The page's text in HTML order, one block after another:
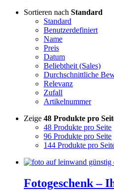
Sortieren nach Standard
Standard
Benutzerdefiniert
Name
Preis
Datum
Beliebtheit (Sales)
Durchschnittliche
Relevanz
Zufall
Artikelnummer
Zeige 48 Produkte pro
48 Produkte pro Seite
96 Produkte pro Seite
144 Produkte pro
Fotogeschenk –